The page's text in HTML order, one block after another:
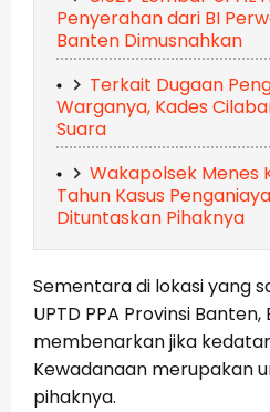
Penyerahan dari BI
Banten Dimusnahkan
Terkait Dugaan
Warganya, Kades
Suara
Wakapolsek Menes
Tahun Kasus
Dituntaskan Pihaknya
Sementara di lokasi yang
UPTD PPA Provinsi Banten,
membenarkan jika
Kewadanaan merupakan
pihaknya.